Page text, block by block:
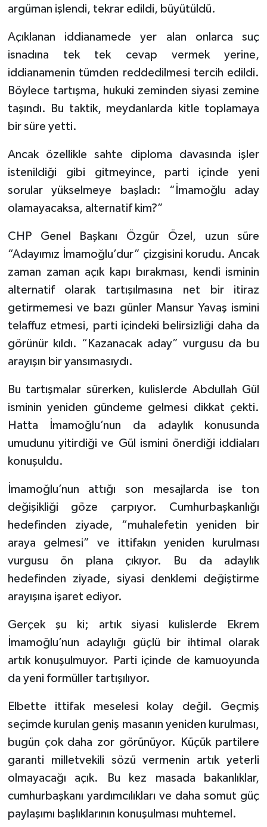
argüman işlendi, tekrar edildi, büyütüldü.
Açıklanan iddianamede yer alan onlarca suç
isnadına tek tek cevap vermek yerine,
iddianamenin tümden reddedilmesi tercih edildi.
Böylece tartışma, hukuki zeminden siyasi zemine
taşındı. Bu taktik, meydanlarda kitle toplamaya
bir süre yetti.
Ancak özellikle sahte diploma davasında işler
istenildiği gibi gitmeyince, parti içinde yeni
sorular yükselmeye başladı: “İmamoğlu aday
olamayacaksa, alternatif kim?”
CHP Genel Başkanı Özgür Özel, uzun süre
“Adayımız İmamoğlu’dur” çizgisini korudu. Ancak
zaman zaman açık kapı bırakması, kendi isminin
alternatif olarak tartışılmasına net bir itiraz
getirmemesi ve bazı günler Mansur Yavaş ismini
telaffuz etmesi, parti içindeki belirsizliği daha da
görünür kıldı. “Kazanacak aday” vurgusu da bu
arayışın bir yansımasıydı.
Bu tartışmalar sürerken, kulislerde Abdullah Gül
isminin yeniden gündeme gelmesi dikkat çekti.
Hatta İmamoğlu’nun da adaylık konusunda
umudunu yitirdiği ve Gül ismini önerdiği iddiaları
konuşuldu.
İmamoğlu’nun attığı son mesajlarda ise ton
değişikliği göze çarpıyor. Cumhurbaşkanlığı
hedefinden ziyade, “muhalefetin yeniden bir
araya gelmesi” ve ittifakın yeniden kurulması
vurgusu ön plana çıkıyor. Bu da adaylık
hedefinden ziyade, siyasi denklemi değiştirme
arayışına işaret ediyor.
Gerçek şu ki; artık siyasi kulislerde Ekrem
İmamoğlu’nun adaylığı güçlü bir ihtimal olarak
artık konuşulmuyor. Parti içinde de kamuoyunda
da yeni formüller tartışılıyor.
Elbette ittifak meselesi kolay değil. Geçmiş
seçimde kurulan geniş masanın yeniden kurulması,
bugün çok daha zor görünüyor. Küçük partilere
garanti milletvekili sözü vermenin artık yeterli
olmayacağı açık. Bu kez masada bakanlıklar,
cumhurbaşkanı yardımcılıkları ve daha somut güç
paylaşımı başlıklarının konuşulması muhtemel.